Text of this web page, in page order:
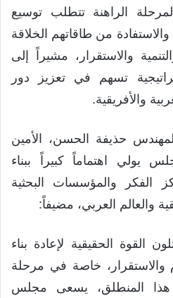
الراهنة تتطلب توسيع
من طاقاتهم الخلاقة
والاستقرار، مشيراً إلى
تسهم في تعزيز دور
والأفريقية.
حذيفة الحسن، الأمين
يولي اهتماماً كبيراً ببناء
الفكر والمؤسسات البحثية
والعالم العربي، مضيفاً:
القوة الحقيقية لإعادة بناء
والاستقرار، خاصة في مرحلة
هذا المنطلق، يسعى مجلس